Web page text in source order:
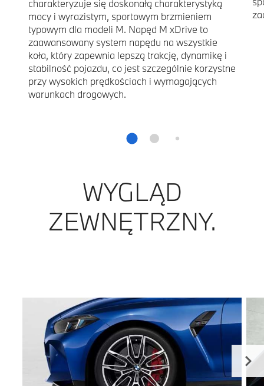
charakteryzuje się doskonałą charakterystyką
mocy i wyrazistym, sportowym brzmieniem
typowym dla modeli M. Napęd M xDrive to
zaawansowany system napędu na wszystkie
koła, który zapewnia lepszą trakcję, dynamikę i
stabilność pojazdu, co jest szczególnie korzystne
przy wysokich prędkościach i wymagających
warunkach drogowych.
WYGLĄD
ZEWNĘTRZNY.